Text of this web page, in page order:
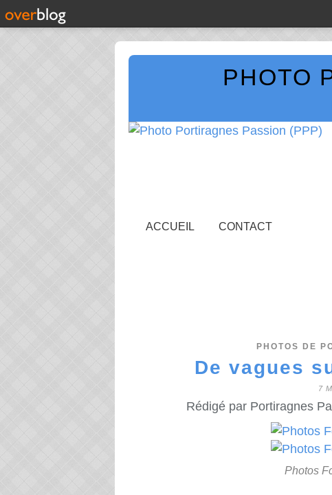
PHOTO
ACCUEIL CONTACT
PHOTOS DE
De vagues
7
Rédigé par Portiragnes
Photos